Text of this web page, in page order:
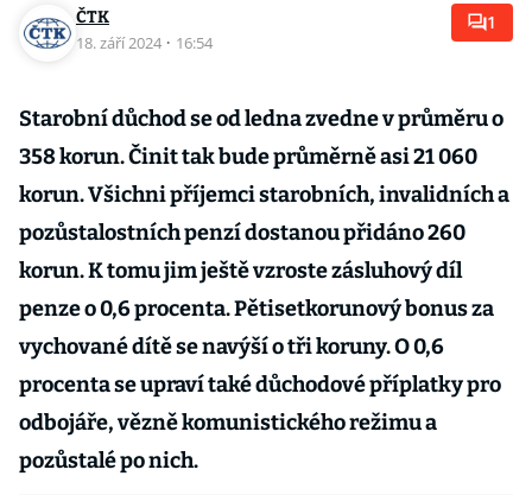
ČTK
18. září 2024 · 16:54
1
Starobní důchod se od ledna zvedne v průměru o
358 korun. Činit tak bude průměrně asi 21 060
korun. Všichni příjemci starobních, invalidních a
pozůstalostních penzí dostanou přidáno 260
korun. K tomu jim ještě vzroste zásluhový díl
penze o 0,6 procenta. Pětisetkorunový bonus za
vychované dítě se navýší o tři koruny. O 0,6
procenta se upraví také důchodové příplatky pro
odbojáře, vězně komunistického režimu a
pozůstalé po nich.